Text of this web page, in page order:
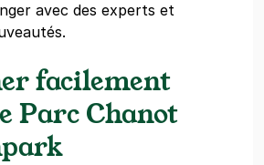
avec des experts et
facilement
Parc Chanot